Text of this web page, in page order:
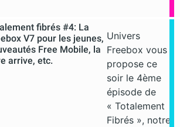
fibrés #4: La
V7 pour les jeunes,
Free Mobile, la
arrive, etc.
Univers
Freebox vous
propose ce
soir le 4ème
épisode de
« Totalement
Fibrés », notre